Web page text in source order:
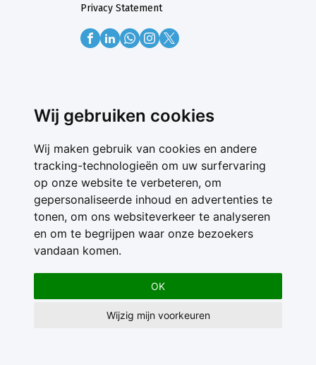
Wij gebruiken cookies
Wij maken gebruik van cookies en andere
tracking-technologieën om uw surfervaring
op onze website te verbeteren, om
gepersonaliseerde inhoud en advertenties te
tonen, om ons websiteverkeer te analyseren
en om te begrijpen waar onze bezoekers
vandaan komen.
OK
Wijzig mijn voorkeuren
Privacy Statement